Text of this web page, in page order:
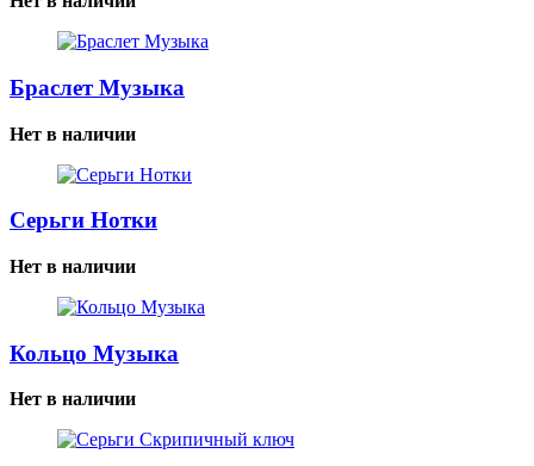
Браслет Музыка
Нет в наличии
Серьги Нотки
Нет в наличии
Кольцо Музыка
Нет в наличии